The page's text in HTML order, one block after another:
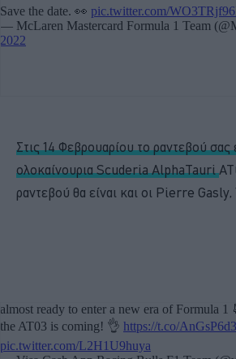
Στις 14 Φεβρουαρίου το ραντεβού σας
ολοκαίνουρια Scuderia AlphaTauri
ραντεβού θα είναι και οι Pierre